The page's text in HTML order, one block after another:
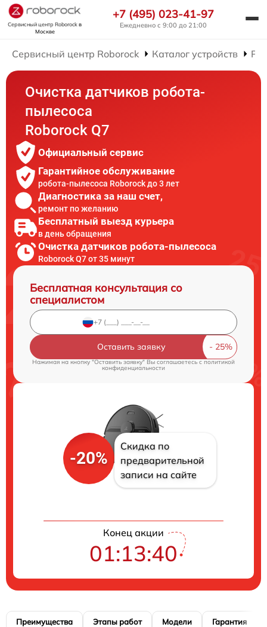
Сервисный центр Roborockв
Москве
+7 (495) 023-41-97
Ежедневно с 9:00 до 21:00
Сервисный центр Roborock Каталог устройств
Очистка датчиков робота-
пылесоса
Roborock Q7
Официальный сервис
Гарантийное обслуживание
робота-пылесоса Roborock до 3 лет
Диагностика за наш счет,
ремонт по желанию
Бесплатный выезд курьера
в день обращения
Очистка датчиков робота-пылесоса
Roborock Q7 от 35 минут
Бесплатная консультация со
специалистом
Оставить заявку
Нажимая на кнопку "Оставить заявку" Вы соглашаетесь cполитикой
конфиденциальности
-20%
Скидка по
предварительной
записи на сайте
Конец акции
01:13:39
Преимущества Этапы работ Модели Гарантия